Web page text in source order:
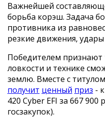
Важнейшей
борьба корэш. Задача
противника из
резкие движения,
Победителем признают
ловкости и технике
землю. Вместе с
получит ценный приз -
420 Cyber EFI за 667
госзакупок).